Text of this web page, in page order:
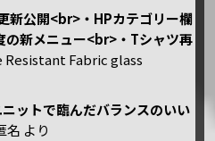
新公開<br>・HPカテゴリー欄
の新メニュー<br>・Tシャツ再
Resistant Fabric glass
ットで臨んだバランスのいい
名 より